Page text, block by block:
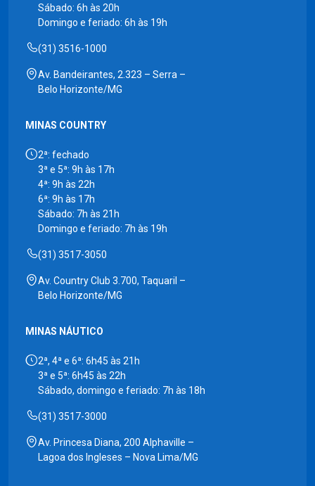
Sábado: 6h às 20h
Domingo e feriado: 6h às 19h
(31) 3516-1000
Av. Bandeirantes, 2.323 – Serra –
Belo Horizonte/MG
MINAS COUNTRY
2ª: fechado
3ª e 5ª: 9h às 17h
4ª: 9h às 22h
6ª: 9h às 17h
Sábado: 7h às 21h
Domingo e feriado: 7h às 19h
(31) 3517-3050
Av. Country Club 3.700, Taquaril –
Belo Horizonte/MG
MINAS NÁUTICO
2ª, 4ª e 6ª: 6h45 às 21h
3ª e 5ª: 6h45 às 22h
Sábado, domingo e feriado: 7h às 18h
(31) 3517-3000
Av. Princesa Diana, 200 Alphaville –
Lagoa dos Ingleses – Nova Lima/MG